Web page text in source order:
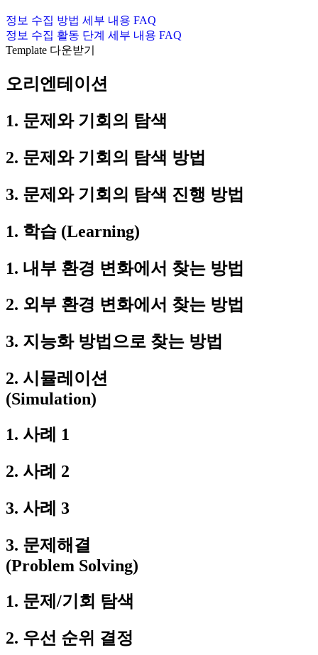
정보 수집 방법 세부 내용 FAQ
정보 수집 활동 단계 세부 내용 FAQ
Template 다운받기
오리엔테이션
1. 문제와 기회의 탐색
2. 문제와 기회의 탐색 방법
3. 문제와 기회의 탐색 진행 방법
1. 학습 (Learning)
1. 내부 환경 변화에서 찾는 방법
2. 외부 환경 변화에서 찾는 방법
3. 지능화 방법으로 찾는 방법
2. 시뮬레이션
(Simulation)
1. 사례 1
2. 사례 2
3. 사례 3
3. 문제해결
(Problem Solving)
1. 문제/기회 탐색
2. 우선 순위 결정